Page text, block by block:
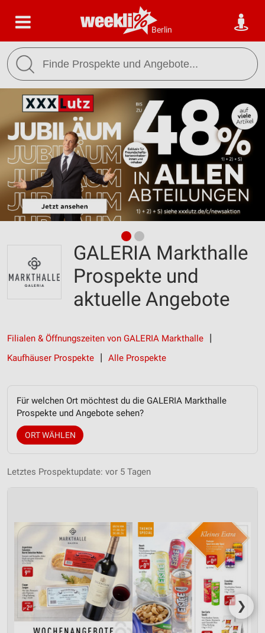
Berlin
GALERIA Markthalle
Prospekte und
aktuelle Angebote
Filialen & Öffnungszeiten von GALERIA Markthalle
Kaufhäuser Prospekte
Alle Prospekte
Für welchen Ort möchtest du die GALERIA Markthalle
Prospekte und Angebote sehen?
ORT WÄHLEN
Letztes Prospektupdate: vor 5 Tagen
❯